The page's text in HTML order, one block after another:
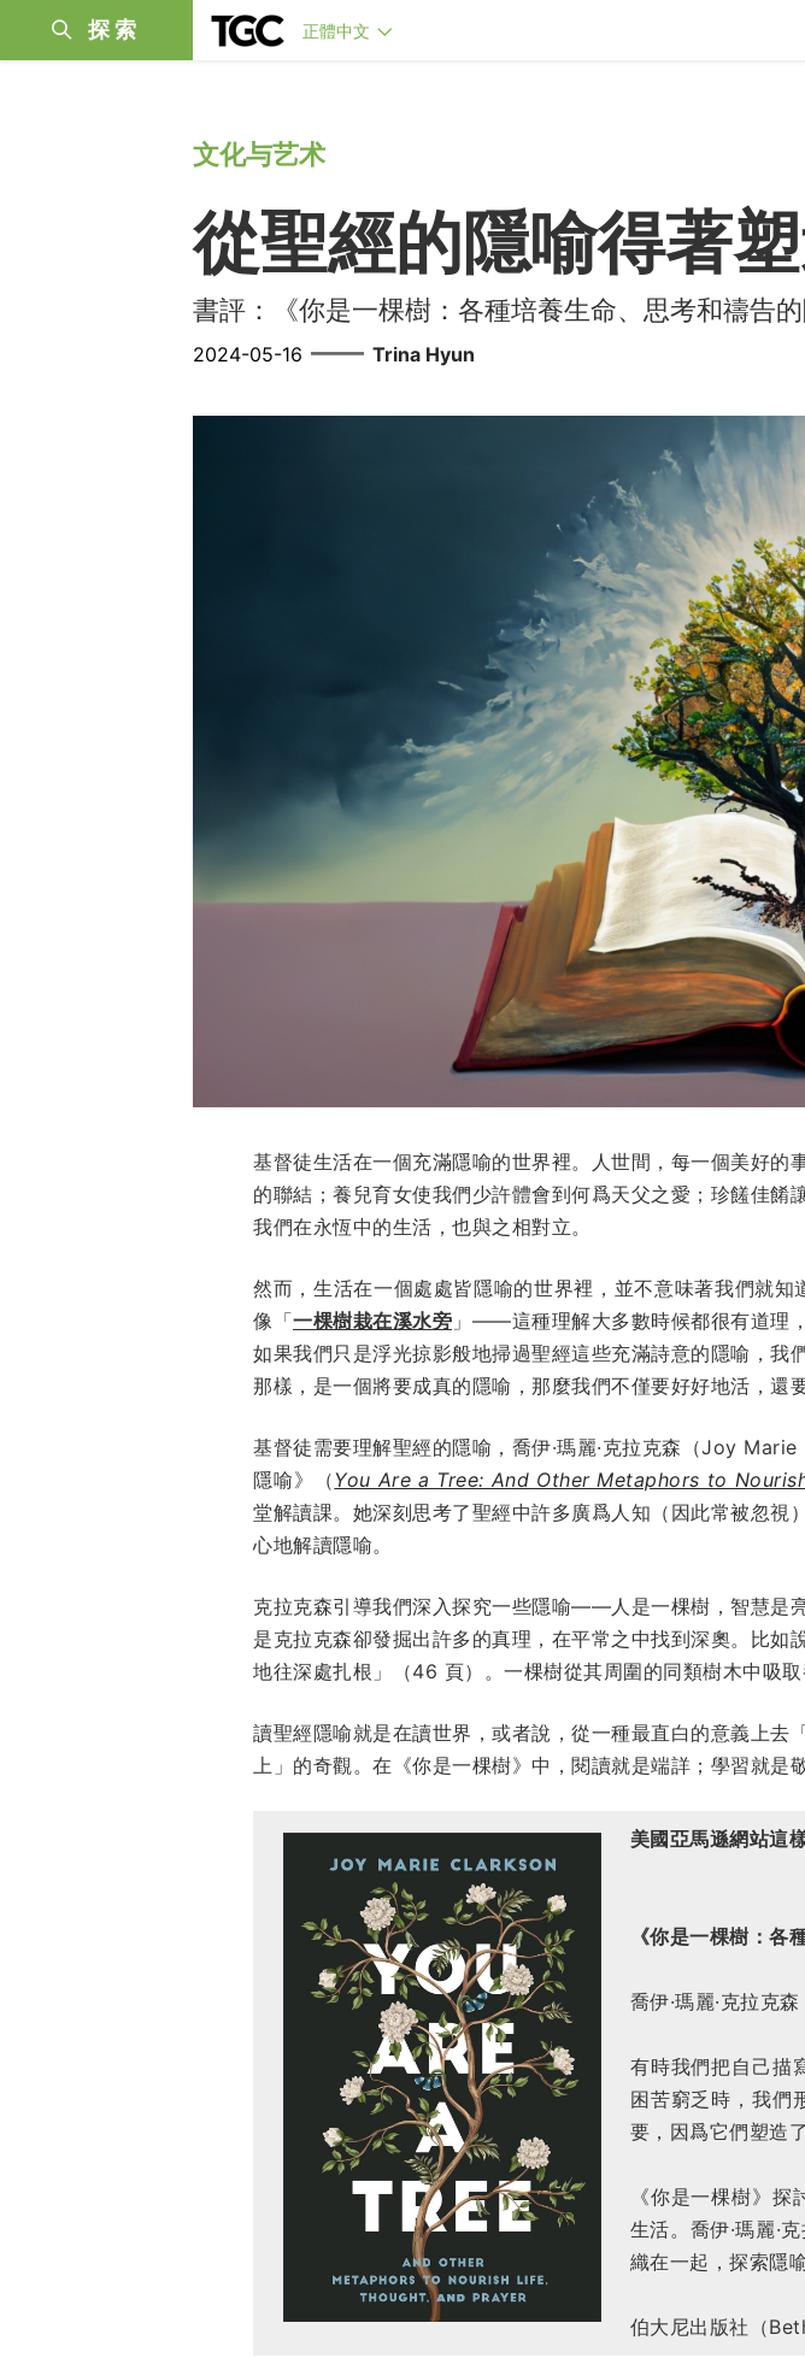
探索 正體中文
文化与艺术
從聖經的隱喻得著
書評：《你是一棵樹：各種培養生命、思考和禱告
2024-05-16 —— Trina Hyun
基督徒生活在一個充滿隱喻的世界裡。人世間，每一個美好
的聯結；養兒育女使我們少許體會到何爲天父之愛；珍饈佳
我們在永恆中的生活，也與之相對立。
然而，生活在一個處處皆隱喻的世界裡，並不意味著我們就
像「一棵樹栽在溪水旁 」——這種理解大多數時候都很有道理
如果我們只是浮光掠影般地掃過聖經這些充滿詩意的隱喻，
那樣，是一個將要成真的隱喻，那麼我們不僅要好好地活，還
基督徒需要理解聖經的隱喻，喬伊·瑪麗·克拉克森（Joy
隱喻》（You Are a Tree: And Other Metaphors to
堂解讀課。她深刻思考了聖經中許多廣爲人知（因此常被忽
心地解讀隱喻。
克拉克森引導我們深入探究一些隱喻——人是一棵樹，智慧是
是克拉克森卻發掘出許多的真理，在平常之中找到深奧。比
地往深處扎根」（46 頁）。一棵樹從其周圍的同類樹木中吸
讀聖經隱喻就是在讀世界，或者說，從一種最直白的意義上
上」的奇觀。在《你是一棵樹》中，閱讀就是端詳；學習就是敬
美國亞馬遜網站這
《你是一棵樹：各
喬伊·瑪麗·克拉克森
有時我們把自己描
困苦窮乏時，我們
要，因爲它們塑造
《你是一棵樹》
生活。喬伊·瑪麗·
織在一起，探索隱
伯大尼出版社（